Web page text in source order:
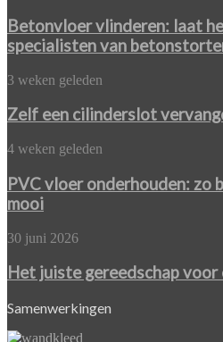
renovatie
laat
het
over
de
van
Betonvloer vlinderen: laat
specialisten van
Zelf
cilinderslot
vervangen:
zo
je
het
aan
3 weken geleden
Zelf een cilinderslot
PVC
onderhouden:
zo
blijft
vloer
mooi
4 weken geleden
PVC vloer onderhouden: zo
mooi
Het
gereedschap
voor
een
strak
gazon
30 juni 2026
Het juiste gereedschap voor
Samenwerkingen